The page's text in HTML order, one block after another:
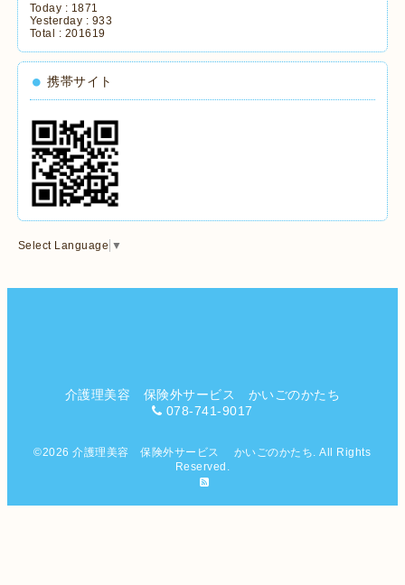
Today : 1871
Yesterday : 933
Total : 201619
携帯サイト
Select Language ▼
介護理美容 保険外サービス かいごのかたち
078-741-9017
©2026介護理美容 保険外サービス かいごのかたち . All Rights
Reserved.